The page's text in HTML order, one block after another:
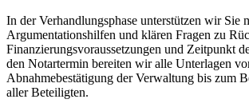
In der Verhandlungsphase unterstützen wir Sie
Argumentationshilfen und klären Fragen zu
Finanzierungsvoraussetzungen und Zeitpunkt
den Notartermin bereiten wir alle Unterlagen
Abnahmebestätigung der Verwaltung bis zum
aller Beteiligten.